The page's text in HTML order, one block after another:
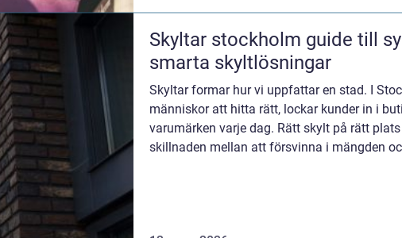
Skyltar stockholm guide till synliga och
smarta skyltlösningar
Skyltar formar hur vi uppfattar en stad. I
människor att hitta rätt, lockar kunder in i
varumärken varje dag. Rätt skylt på rätt
skillnaden mellan att försvinna i mängden